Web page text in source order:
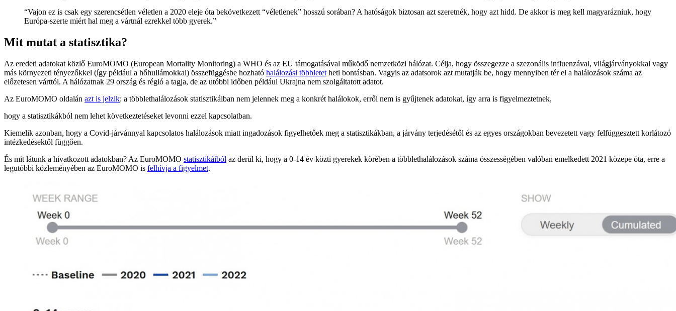
“Vajon ez is csak egy szerencsétlen véletlen a 2020 eleje óta bekövetkezett “véletlenek” hosszú sorában? A hatóságok biztosan azt szeretnék, hogy azt hidd. De akkor is meg kell magyarázniuk, hogy
Európa-szerte miért hal meg a vártnál ezrekkel több gyerek.”
Mit mutat a statisztika?
Az eredeti adatokat közlő EuroMOMO (European Mortality Monitoring) a WHO és az EU támogatásával működő nemzetközi hálózat. Célja, hogy összegezze a szezonális influenzával, világjárványokkal vagy
más környezeti tényezőkkel (így például a hőhullámokkal) összefüggésbe hozható halálozási többletet heti bontásban. Vagyis az adatsorok azt mutatják be, hogy mennyiben tér el a halálozások száma az
előzetesen várttól. A hálózatnak 29 ország és régió a tagja, de az utóbbi időben például Ukrajna nem szolgáltatott adatot.
Az EuroMOMO oldalán azt is jelzik: a többlethalálozások statisztikáiban nem jelennek meg a konkrét halálokok, erről nem is gyűjtenek adatokat, így arra is figyelmeztetnek,
hogy a statisztikákból nem lehet következtetéseket levonni ezzel kapcsolatban.
Kiemelik azonban, hogy a Covid-járvánnyal kapcsolatos halálozások miatt ingadozások figyelhetőek meg a statisztikákban, a járvány terjedésétől és az egyes országokban bevezetett vagy felfüggesztett korlátozó
intézkedésektől függően.
És mit látunk a hivatkozott adatokban? Az EuroMOMO statisztikáiból az derül ki, hogy a 0-14 év közti gyerekek körében a többlethalálozások száma összességében valóban emelkedett 2021 közepe óta, erre a
legutóbbi közleményében az EuroMOMO is felhívja a figyelmet.